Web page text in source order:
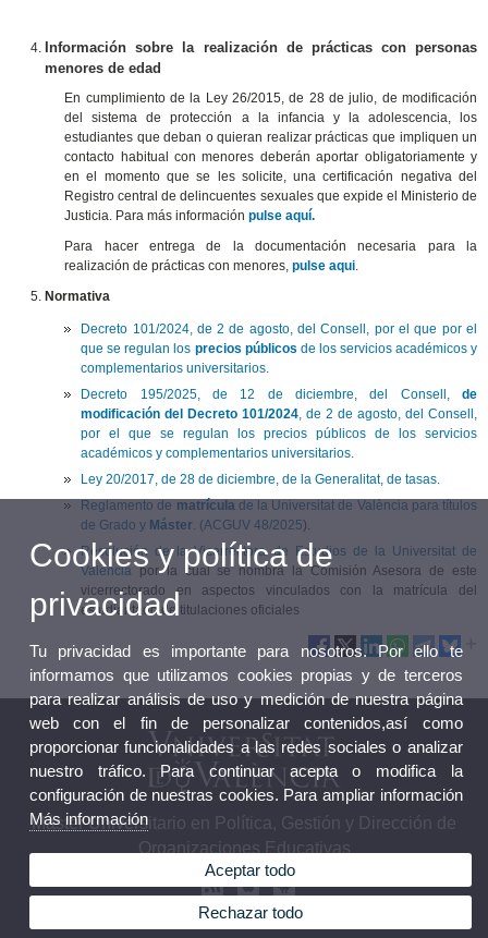
Información sobre la realización de prácticas con personas
menores de edad
En cumplimiento de la Ley 26/2015, de 28 de julio, de modificación
del sistema de protección a la infancia y la adolescencia, los
estudiantes que deban o quieran realizar prácticas que impliquen un
contacto habitual con menores deberán aportar obligatoriamente y
en el momento que se les solicite, una certificación negativa del
Registro central de delincuentes sexuales que expide el Ministerio de
Justicia. Para más informaciónpulse aquí.
Para hacer entrega de la documentación necesaria para la
realización de prácticas con menores,pulse aqui.
Normativa
Decreto 101/2024, de 2 de agosto, del Consell, por el que por el
que se regulan los precios públicos de los servicios académicos y
complementarios universitarios.
Decreto 195/2025, de 12 de diciembre, del Consell,de
modificación del Decreto 101/2024, de 2 de agosto, del Consell,
por el que se regulan los precios públicos de los servicios
académicos y complementarios universitarios.
Ley 20/2017, de 28 de diciembre, de la Generalitat, de tasas.
Reglamento de matrículade la Universitat de València para títulos
de Grado y Máster. (ACGUV 48/2025).
Resolución de la Vicerrectora de Estudios de la Universitat de
València por la cual se nombra la Comisión Asesora de este
vicerrectorado en aspectos vinculados con la matrícula del
estudiantado de titulaciones oficiales
Máster Universitario en Política, Gestión y Dirección de
Organizaciones Educativas
Cookies y política de
privacidad
Tu privacidad es importante para nosotros. Por ello te
informamos que utilizamos cookies propias y de terceros
para realizar análisis de uso y medición de nuestra página
web con el fin de personalizar contenidos,así como
proporcionar funcionalidades a las redes sociales o analizar
nuestro tráfico. Para continuar acepta o modifica la
configuración de nuestras cookies. Para ampliar información
Más información
Aceptar todo
Rechazar todo